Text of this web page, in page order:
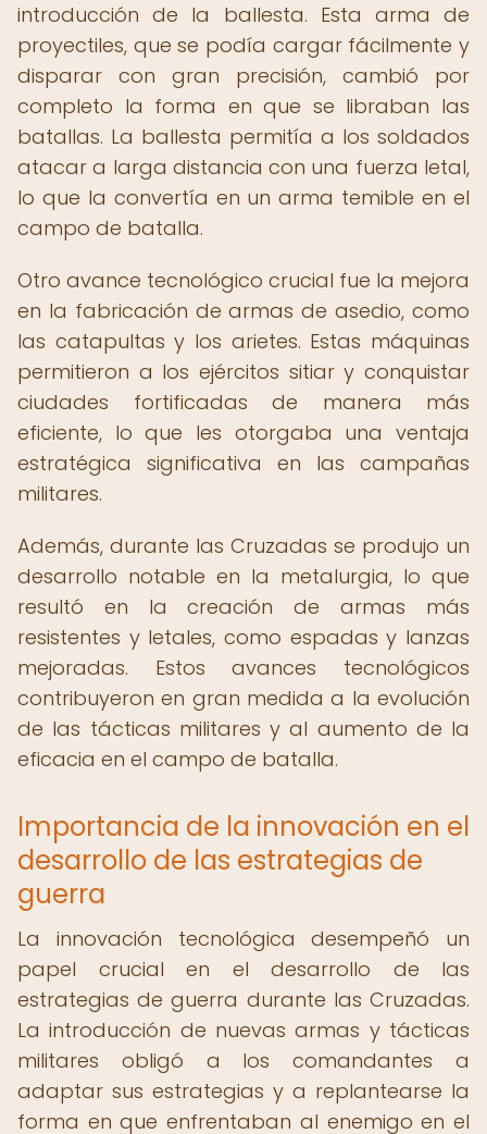
introducción de la ballesta. Esta arma de
proyectiles, que se podía cargar fácilmente y
disparar con gran precisión, cambió por
completo la forma en que se libraban las
batallas. La ballesta permitía a los soldados
atacar a larga distancia con una fuerza letal,
lo que la convertía en un arma temible en el
campo de batalla.
Otro avance tecnológico crucial fue la mejora
en la fabricación de armas de asedio, como
las catapultas y los arietes. Estas máquinas
permitieron a los ejércitos sitiar y conquistar
ciudades fortificadas de manera más
eficiente, lo que les otorgaba una ventaja
estratégica significativa en las campañas
militares.
Además, durante las Cruzadas se produjo un
desarrollo notable en la metalurgia, lo que
resultó en la creación de armas más
resistentes y letales, como espadas y lanzas
mejoradas. Estos avances tecnológicos
contribuyeron en gran medida a la evolución
de las tácticas militares y al aumento de la
eficacia en el campo de batalla.
Importancia de la innovación en el
desarrollo de las estrategias de
guerra
La innovación tecnológica desempeñó un
papel crucial en el desarrollo de las
estrategias de guerra durante las Cruzadas.
La introducción de nuevas armas y tácticas
militares obligó a los comandantes a
adaptar sus estrategias y a replantearse la
forma en que enfrentaban al enemigo en el